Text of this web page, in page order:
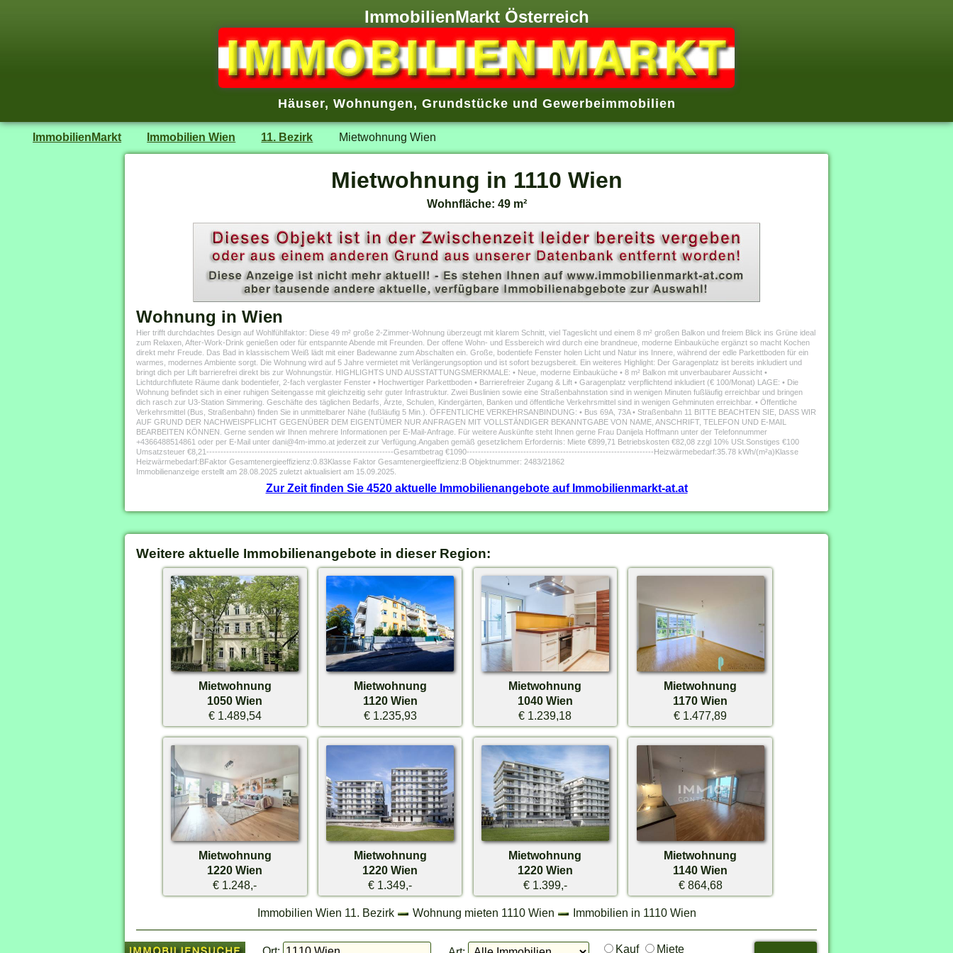
ImmobilienMarkt Österreich
Häuser, Wohnungen, Grundstücke und Gewerbeimmobilien
ImmobilienMarkt Immobilien Wien 11. Bezirk Mietwohnung Wien
Mietwohnung in 1110 Wien
Wohnfläche: 49 m²
Wohnung in Wien
Hier trifft durchdachtes Design auf Wohlfühlfaktor: Diese 49 m² große 2-Zimmer-Wohnung überzeugt mit klarem Schnitt, viel Tageslicht und einem 8 m² großen Balkon und freiem Blick ins Grüne ideal
zum Relaxen, After-Work-Drink genießen oder für entspannte Abende mit Freunden. Der offene Wohn- und Essbereich wird durch eine brandneue, moderne Einbauküche ergänzt so macht Kochen
direkt mehr Freude. Das Bad in klassischem Weiß lädt mit einer Badewanne zum Abschalten ein. Große, bodentiefe Fenster holen Licht und Natur ins Innere, während der edle Parkettboden für ein
warmes, modernes Ambiente sorgt. Die Wohnung wird auf 5 Jahre vermietet mit Verlängerungsoption und ist sofort bezugsbereit. Ein weiteres Highlight: Der Garagenplatz ist bereits inkludiert und
bringt dich per Lift barrierefrei direkt bis zur Wohnungstür. HIGHLIGHTS UND AUSSTATTUNGSMERKMALE: • Neue, moderne Einbauküche • 8 m² Balkon mit unverbaubarer Aussicht •
Lichtdurchflutete Räume dank bodentiefer, 2-fach verglaster Fenster • Hochwertiger Parkettboden • Barrierefreier Zugang & Lift • Garagenplatz verpflichtend inkludiert (€ 100/Monat) LAGE: • Die
Wohnung befindet sich in einer ruhigen Seitengasse mit gleichzeitig sehr guter Infrastruktur. Zwei Buslinien sowie eine Straßenbahnstation sind in wenigen Minuten fußläufig erreichbar und bringen
dich rasch zur U3-Station Simmering. Geschäfte des täglichen Bedarfs, Ärzte, Schulen, Kindergärten, Banken und öffentliche Verkehrsmittel sind in wenigen Gehminuten erreichbar. • Öffentliche
Verkehrsmittel (Bus, Straßenbahn) finden Sie in unmittelbarer Nähe (fußläufig 5 Min.). ÖFFENTLICHE VERKEHRSANBINDUNG: • Bus 69A, 73A • Straßenbahn 11 BITTE BEACHTEN SIE, DASS WIR
AUF GRUND DER NACHWEISPFLICHT GEGENÜBER DEM EIGENTÜMER NUR ANFRAGEN MIT VOLLSTÄNDIGER BEKANNTGABE VON NAME, ANSCHRIFT, TELEFON UND E-MAIL
BEARBEITEN KÖNNEN. Gerne senden wir Ihnen mehrere Informationen per E-Mail-Anfrage. Für weitere Auskünfte steht Ihnen gerne Frau Danijela Hoffmann unter der Telefonnummer
+4366488514861 oder per E-Mail unter dani@4m-immo.at jederzeit zur Verfügung.Angaben gemäß gesetzlichem Erfordernis: Miete €899,71 Betriebskosten €82,08 zzgl 10% USt.Sonstiges €100
Umsatzsteuer €8,21------------------------------------------------------------------Gesamtbetrag €1090------------------------------------------------------------------Heizwärmebedarf:35.78 kWh/(m²a)Klasse
Heizwärmebedarf:BFaktor Gesamtenergieeffizienz:0.83Klasse Faktor Gesamtenergieeffizienz:B Objektnummer: 2483/21862
Immobilienanzeige erstellt am 28.08.2025 zuletzt aktualisiert am 15.09.2025.
Zur Zeit finden Sie 4520 aktuelle Immobilienangebote auf Immobilienmarkt-at.at
Weitere aktuelle Immobilienangebote in dieser Region:
Mietwohnung
1050 Wien
€ 1.489,54
Mietwohnung
1120 Wien
€ 1.235,93
Mietwohnung
1040 Wien
€ 1.239,18
Mietwohnung
1170 Wien
€ 1.477,89
Mietwohnung
1220 Wien
€ 1.248,-
Mietwohnung
1220 Wien
€ 1.349,-
Mietwohnung
1220 Wien
€ 1.399,-
Mietwohnung
1140 Wien
€ 864,68
Immobilien Wien 11. Bezirk Wohnung mieten 1110 Wien Immobilien in 1110 Wien
Kauf Miete